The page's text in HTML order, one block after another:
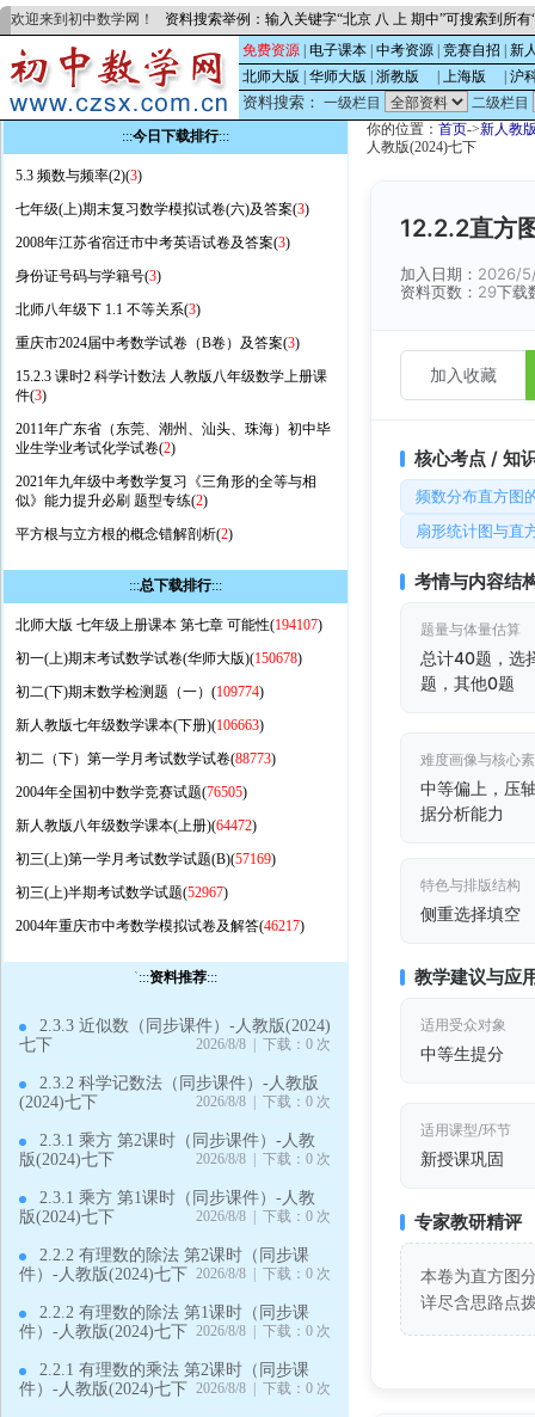
欢迎来到初中数学网！ 资料搜索举例：输入关键字“北京 八 上 期中”可搜索到所
免费资源 电子课本 中考资源 竞赛自招
新
北师大版
华师大版 浙教版 上海版 沪
资料搜索： 一级栏目
二级栏目
:::今日下载排行:::
5.3 频数与频率(2)(3)
七年级(上)期末复习数学模拟试卷(六)及答案(3)
2008年江苏省宿迁市中考英语试卷及答案(3)
身份证号码与学籍号(3)
北师八年级下 1.1 不等关系(3)
重庆市2024届中考数学试卷（B卷）及答案(3)
15.2.3 课时2 科学计数法 人教版八年级数学上册课
件(3)
2011年广东省（东莞、潮州、汕头、珠海）初中毕
业生学业考试化学试卷(2)
2021年九年级中考数学复习《三角形的全等与相
似》能力提升必刷 题型专练(2)
平方根与立方根的概念错解剖析(2)
:::总下载排行:::
北师大版 七年级上册课本 第七章 可能性(194107)
初一(上)期末考试数学试卷(华师大版)(150678)
初二(下)期末数学检测题（一）(109774)
新人教版七年级数学课本(下册)(106663)
初二（下）第一学月考试数学试卷(88773)
2004年全国初中数学竞赛试题(76505)
新人教版八年级数学课本(上册)(64472)
初三(上)第一学月考试数学试题(B)(57169)
初三(上)半期考试数学试题(52967)
2004年重庆市中考数学模拟试卷及解答(46217)
`:::资料推荐:::
2.3.3 近似数（同步课件）-人教版(2024)
七下
2026/8/8 | 下载：0 次
2.3.2 科学记数法（同步课件）-人教版
(2024)七下
2026/8/8 | 下载：0 次
2.3.1 乘方 第2课时（同步课件）-人教
版(2024)七下
2026/8/8 | 下载：0 次
2.3.1 乘方 第1课时（同步课件）-人教
版(2024)七下
2026/8/8 | 下载：0 次
2.2.2 有理数的除法 第2课时（同步课
件）-人教版(2024)七下 2026/8/8 | 下载：0 次
2.2.2 有理数的除法 第1课时（同步课
件）-人教版(2024)七下 2026/8/8 | 下载：0 次
2.2.1 有理数的乘法 第2课时（同步课
件）-人教版(2024)七下 2026/8/8 | 下载：0 次
你的位置： 首页->新人教
人教版(2024)七下
12.2.2直方
加入日期： 2026/
资料页数： 29下载
加入收藏
核心考点 / 知
频数分布直方图
扇形统计图与直
考情与内容结
题量与体量估算
总计40题，选
题，其他0题
难度画像与核心
中等偏上，压
据分析能力
特色与排版结构
侧重选择填空
教学建议与应
适用受众对象
中等生提分
适用课型/环节
新授课巩固
专家教研精评
本卷为直方图
详尽含思路点